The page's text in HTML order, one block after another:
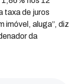
taxa de juros
imóvel, aluga”, diz
da